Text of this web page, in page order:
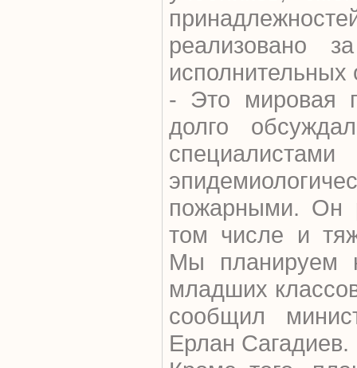
реализовано
исполнительных
- Это мировая
долго
пожарными. Он
том числе и
Мы планируем
младших
сообщил
Ерлан Сагадиев.